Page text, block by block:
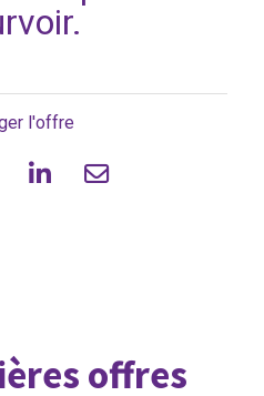
l'offre
offres